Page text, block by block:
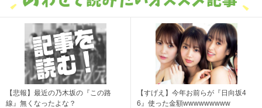
【悲報】最近の乃木坂の『この路
線』無くなったよな？
【すげえ】今年お前らが『日向坂4
6』使った金額wwwwwwwww